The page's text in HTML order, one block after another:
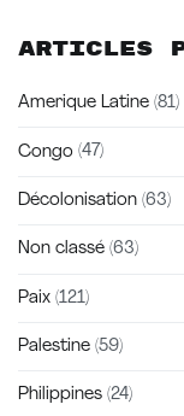
Articles
Amerique Latine (81)
Congo (47)
Décolonisation (63)
Non classé (63)
Paix (121)
Palestine (59)
Philippines (24)